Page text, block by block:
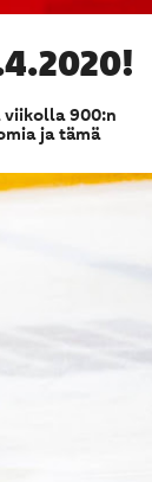
viikolla 900:n
ja tämä